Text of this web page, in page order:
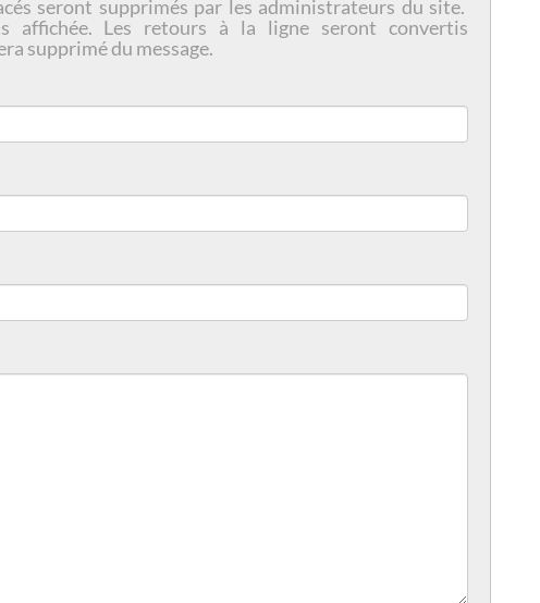
seront supprimés par les administrateurs du site.
affichée. Les retours à la ligne seront convertis
supprimé du message.